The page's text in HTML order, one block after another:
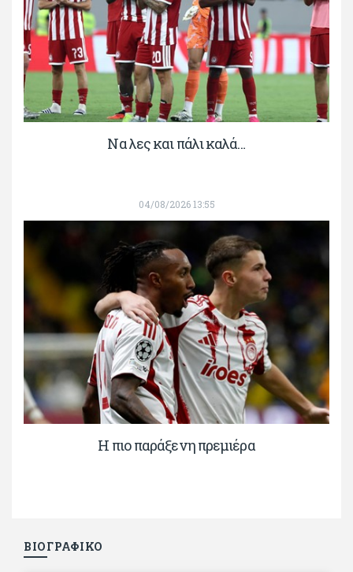
Να λες και πάλι καλά…
04/08/2026 13:55
H πιο παράξενη πρεμιέρα
ΒΙΟΓΡΑΦΙΚΟ